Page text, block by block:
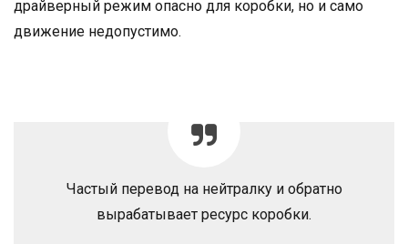
драйверный режим опасно для коробки, но и само
движение недопустимо.
Частый перевод на нейтралку и обратно
вырабатывает ресурс коробки.